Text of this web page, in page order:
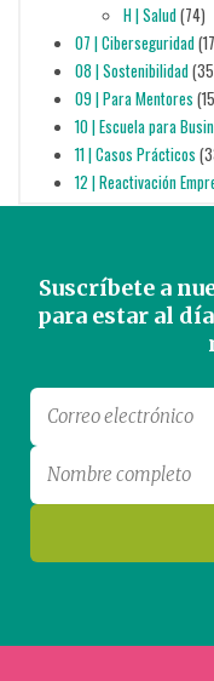
H | Salud(74)
07 | Ciberseguridad
08 | Sostenibilidad
09 | Para Mentores
10 | Escuela para
11 | Casos Prácticos
12 | Reactivación
Suscríbete a
para estar al